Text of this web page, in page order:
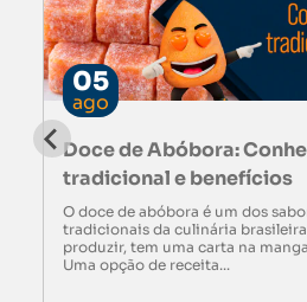
05
ago
Doce de Abóbora:
tradicional e benefícios
O doce de abóbora é um dos
tradicionais da culinária
produzir, tem uma carta na
Uma opção de receita...